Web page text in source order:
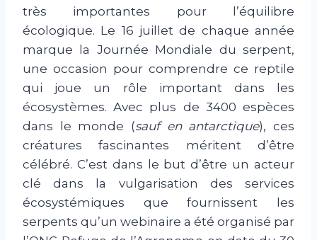
très importantes pour l’équilibre
écologique. Le 16 juillet de chaque année
marque la Journée Mondiale du serpent,
une occasion pour comprendre ce reptile
qui joue un rôle important dans les
écosystèmes. Avec plus de 3400 espèces
dans le monde (sauf en antarctique), ces
créatures fascinantes méritent d’être
célébré. C’est dans le but d’être un acteur
clé dans la vulgarisation des services
écosystémiques que fournissent les
serpents qu’un webinaire a été organisé par